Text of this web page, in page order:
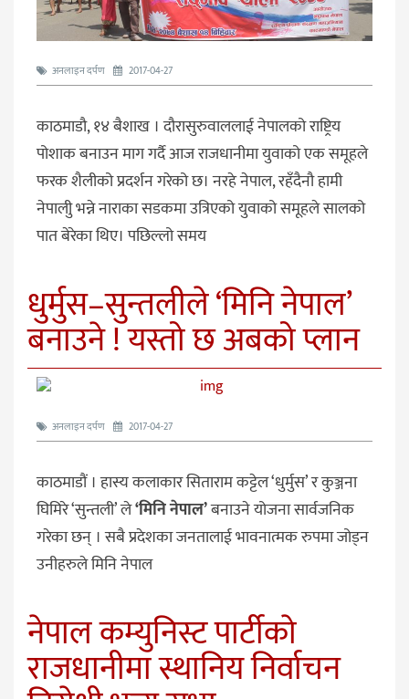
अनलाइन दर्पण 2017-04-27
काठमाडौ, १४ बैशाख । दौरासुरुवाललाई नेपालको राष्ट्रिय
पोशाक बनाउन माग गर्दै आज राजधानीमा युवाको एक समूहले
फरक शैलीको प्रदर्शन गरेको छ। नरहे नेपाल, रहँदैनौ हामी
नेपालीु भन्ने नाराका सडकमा उत्रिएको युवाको समूहले सालको
पात बेरेका थिए। पछिल्लो समय
धुर्मुस–सुन्तलीले ‘मिनि नेपाल’
बनाउने ! यस्तो छ अबको प्लान
अनलाइन दर्पण 2017-04-27
काठमाडौं । हास्य कलाकार सिताराम कट्टेल ‘धुर्मुस’ र कुञ्जना
घिमिरे ‘सुन्तली’ ले‘मिनि नेपाल’बनाउने योजना सार्वजनिक
गरेका छन् । सबै प्रदेशका जनतालाई भावनात्मक रुपमा जोड्न
उनीहरुले मिनि नेपाल
नेपाल कम्युनिस्ट पार्टीकाे
राजधानीमा स्थानिय निर्वाचन